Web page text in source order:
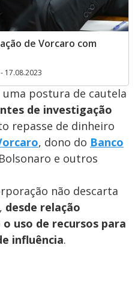
de Vorcaro com
17.08.2023
uma postura de cautela
de investigação
repasse de dinheiro
, dono do Banco
e outros
não descarta
desde relação
uso de recursos para
influência.